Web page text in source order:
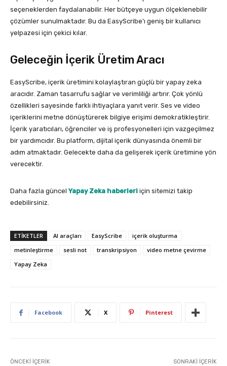
seçeneklerden faydalanabilir. Her bütçeye uygun ölçeklenebilir
çözümler sunulmaktadır. Bu da EasyScribe’ı geniş bir kullanıcı
yelpazesi için çekici kılar.
Geleceğin İçerik Üretim Aracı
EasyScribe, içerik üretimini kolaylaştıran güçlü bir yapay zeka
aracıdır. Zaman tasarrufu sağlar ve verimliliği artırır. Çok yönlü
özellikleri sayesinde farklı ihtiyaçlara yanıt verir. Ses ve video
içeriklerini metne dönüştürerek bilgiye erişimi demokratikleştirir.
İçerik yaratıcıları, öğrenciler ve iş profesyonelleri için vazgeçilmez
bir yardımcıdır. Bu platform, dijital içerik dünyasında önemli bir
adım atmaktadır. Gelecekte daha da gelişerek içerik üretimine yön
verecektir.
Daha fazla güncel Yapay Zeka haberleri için sitemizi takip
edebilirsiniz.
ETIKETLER AI araçları EasyScribe
içerik oluşturma
metinleştirme
sesli not transkripsiyon
video metne çevirme
Yapay Zeka
Facebook X Pinterest
ÖNCEKI İÇERIK SONRAKI İÇERIK